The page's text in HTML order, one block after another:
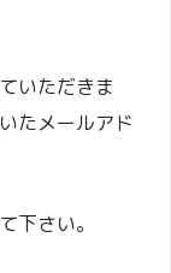
いただきま
たメールアド
下さい。